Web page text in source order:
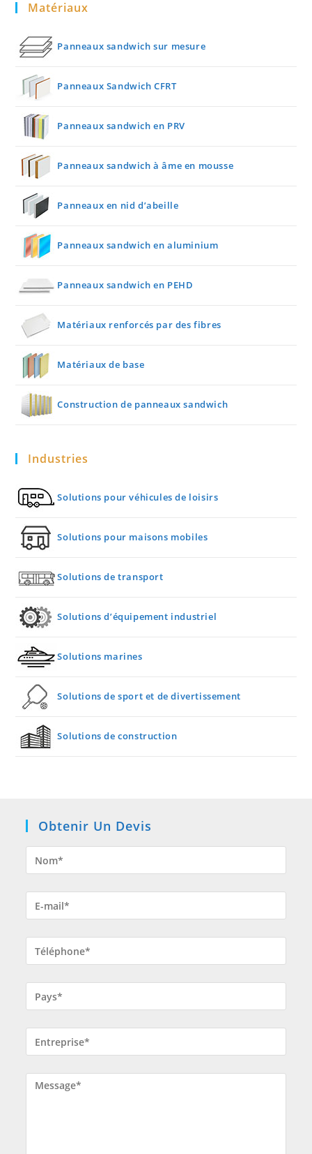
Matériaux
Panneaux sandwich sur mesure
Panneaux Sandwich CFRT
Panneaux sandwich en PRV
Panneaux sandwich à âme en mousse
Panneaux en nid d’abeille
Panneaux sandwich en aluminium
Panneaux sandwich en PEHD
Matériaux renforcés par des fibres
Matériaux de base
Construction de panneaux sandwich
Industries
Solutions pour véhicules de loisirs
Solutions pour maisons mobiles
Solutions de transport
Solutions d’équipement industriel
Solutions marines
Solutions de sport et de divertissement
Solutions de construction
Obtenir Un Devis